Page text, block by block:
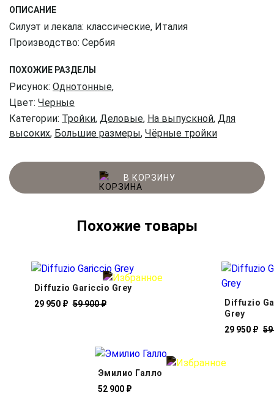
ОПИСАНИЕ
Силуэт и лекала: классические, Италия
Производство: Сербия
ПОХОЖИЕ РАЗДЕЛЫ
Рисунок: Однотонные,
Цвет: Черные
Категории: Тройки, Деловые, На выпускной, Для
высоких, Большие размеры, Чёрные тройки
В КОРЗИНУ
Похожие товары
Diffuzio Gariccio Grey
29 950 ₽ 59 900 ₽
Diffuzio
Grey
29 950 ₽
Эмилио Галло
52 900 ₽